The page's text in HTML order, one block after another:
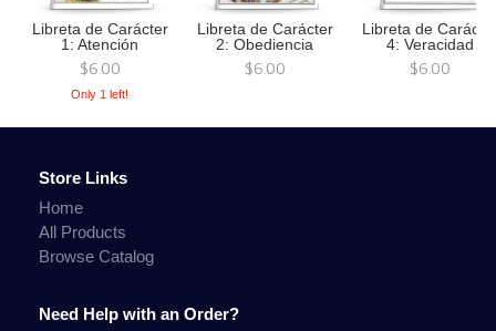
Libreta de Carácter
1: Atención
$6.00
Only 1 left!
Libreta de Carácter
2: Obediencia
$6.00
Libreta de
4: Veracidad
$6.00
Store Links
Home
All Products
Browse Catalog
Need Help with an Order?